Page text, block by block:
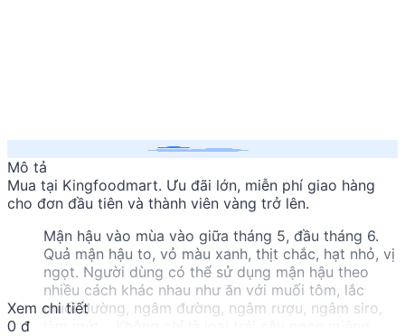
Mô tả
Mua tại Kingfoodmart. Ưu đãi lớn, miễn phí giao hàng
cho đơn đầu tiên và thành viên vàng trở lên.
Mận hậu vào mùa vào giữa tháng 5, đầu tháng 6.
Quả mận hậu to, vỏ màu xanh, thịt chắc, hạt nhỏ, vị
ngọt. Người dùng có thể sử dụng mận hậu theo
nhiều cách khác nhau như ăn với muối tôm, lắc
muối đường, ngâm đường, ngâm rượu, ngâm siro,
Xem chi tiết
0 đ